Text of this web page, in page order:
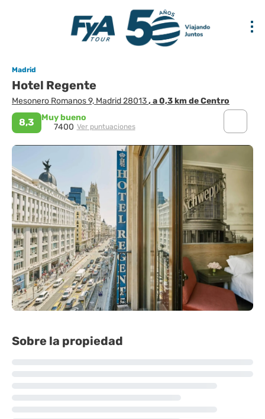
Madrid
Hotel Regente
Mesonero Romanos 9, Madrid 28013, a 0,3 km de Centro
8,3
Muy bueno
7400 Ver puntuaciones
Sobre la propiedad